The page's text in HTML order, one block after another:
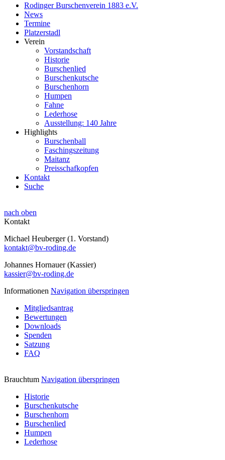
Rodinger Burschenverein 1883 e.V.
News
Termine
Platzerstadl
Verein
Vorstandschaft
Historie
Burschenlied
Burschenkutsche
Burschenhorn
Humpen
Fahne
Lederhose
Ausstellung: 140 Jahre
Highlights
Burschenball
Faschingszeitung
Maitanz
Preisschafkopfen
Kontakt
Suche
nach oben
Kontakt
Michael Heuberger (1. Vorstand)
kontakt@bv-roding.de
Johannes Hornauer (Kassier)
kassier@bv-roding.de
Informationen Navigation überspringen
Mitgliedsantrag
Bewertungen
Downloads
Spenden
Satzung
FAQ
Brauchtum Navigation überspringen
Historie
Burschenkutsche
Burschenhorn
Burschenlied
Humpen
Lederhose